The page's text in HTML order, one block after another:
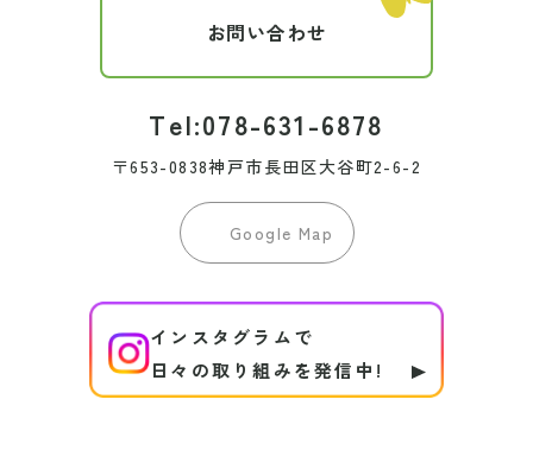
お問い合わせ
Tel:078-631-6878
〒653-0838神戸市長田区大谷町2-6-2
Google Map
インスタグラムで
日々の取り組みを発信中!